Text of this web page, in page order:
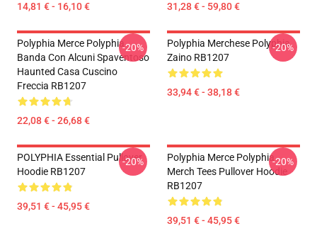
14,81 € - 16,10 € 31,28 € - 59,80 €
Polyphia Merce Polyphia
Banda Con Alcuni Spaventoso
Haunted Casa Cuscino
Freccia RB1207
22,08 € - 26,68 €
-20%
Polyphia Merchese Polyphia
Zaino RB1207
33,94 € - 38,18 €
-20%
POLYPHIA Essential Pullover
Hoodie RB1207
39,51 € - 45,95 €
-20%
Polyphia Merce Polyphia
Merch Tees Pullover Hoodie
RB1207
39,51 € - 45,95 €
-20%